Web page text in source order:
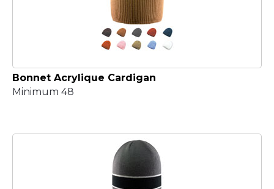
Bonnet Acrylique Cardigan
Minimum 48